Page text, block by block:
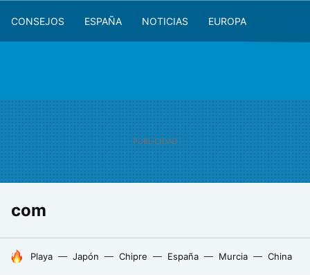
CONSEJOS ESPAÑA NOTICIAS EUROPA
com
HOY SE HABLA DE
Playa Japón Chipre España Murcia China